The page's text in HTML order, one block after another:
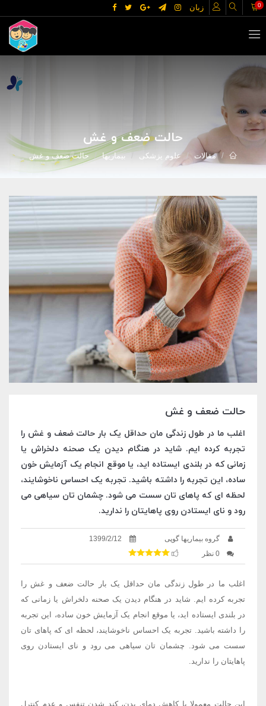
زبان 0
حالت ضعف و غش
مقالات علوم پزشکی بیماریها حالت ضعف و غش
حالت ضعف و غش
اغلب ما در طول زندگی مان حداقل یک بار حالت ضعف و غش را
تجربه کرده ایم. شاید در هنگام دیدن یک صحنه دلخراش یا
زمانی که در بلندی ایستاده اید، یا موقع انجام یک آزمایش خون
ساده، این تجربه را داشته باشید. تجربه یک احساس ناخوشایند،
لحظه ای که پاهای تان سست می شود. چشمان تان سیاهی می
رود و نای ایستادن روی پاهایتان را ندارید.
گروه بیماریها گوپی
1399/2/12
0 نظر
اغلب ما در طول زندگی مان حداقل یک بار حالت ضعف و غش را
تجربه کرده ایم. شاید در هنگام دیدن یک صحنه دلخراش یا زمانی که
در بلندی ایستاده اید، یا موقع انجام یک آزمایش خون ساده، این تجربه
را داشته باشید. تجربه یک احساس ناخوشایند، لحظه ای که پاهای تان
سست می شود. چشمان تان سیاهی می رود و نای ایستادن روی
پاهایتان را ندارید.
این حالت معمولا با کاهش دمای بدن، کند شدن تنفس و عدم کنترل